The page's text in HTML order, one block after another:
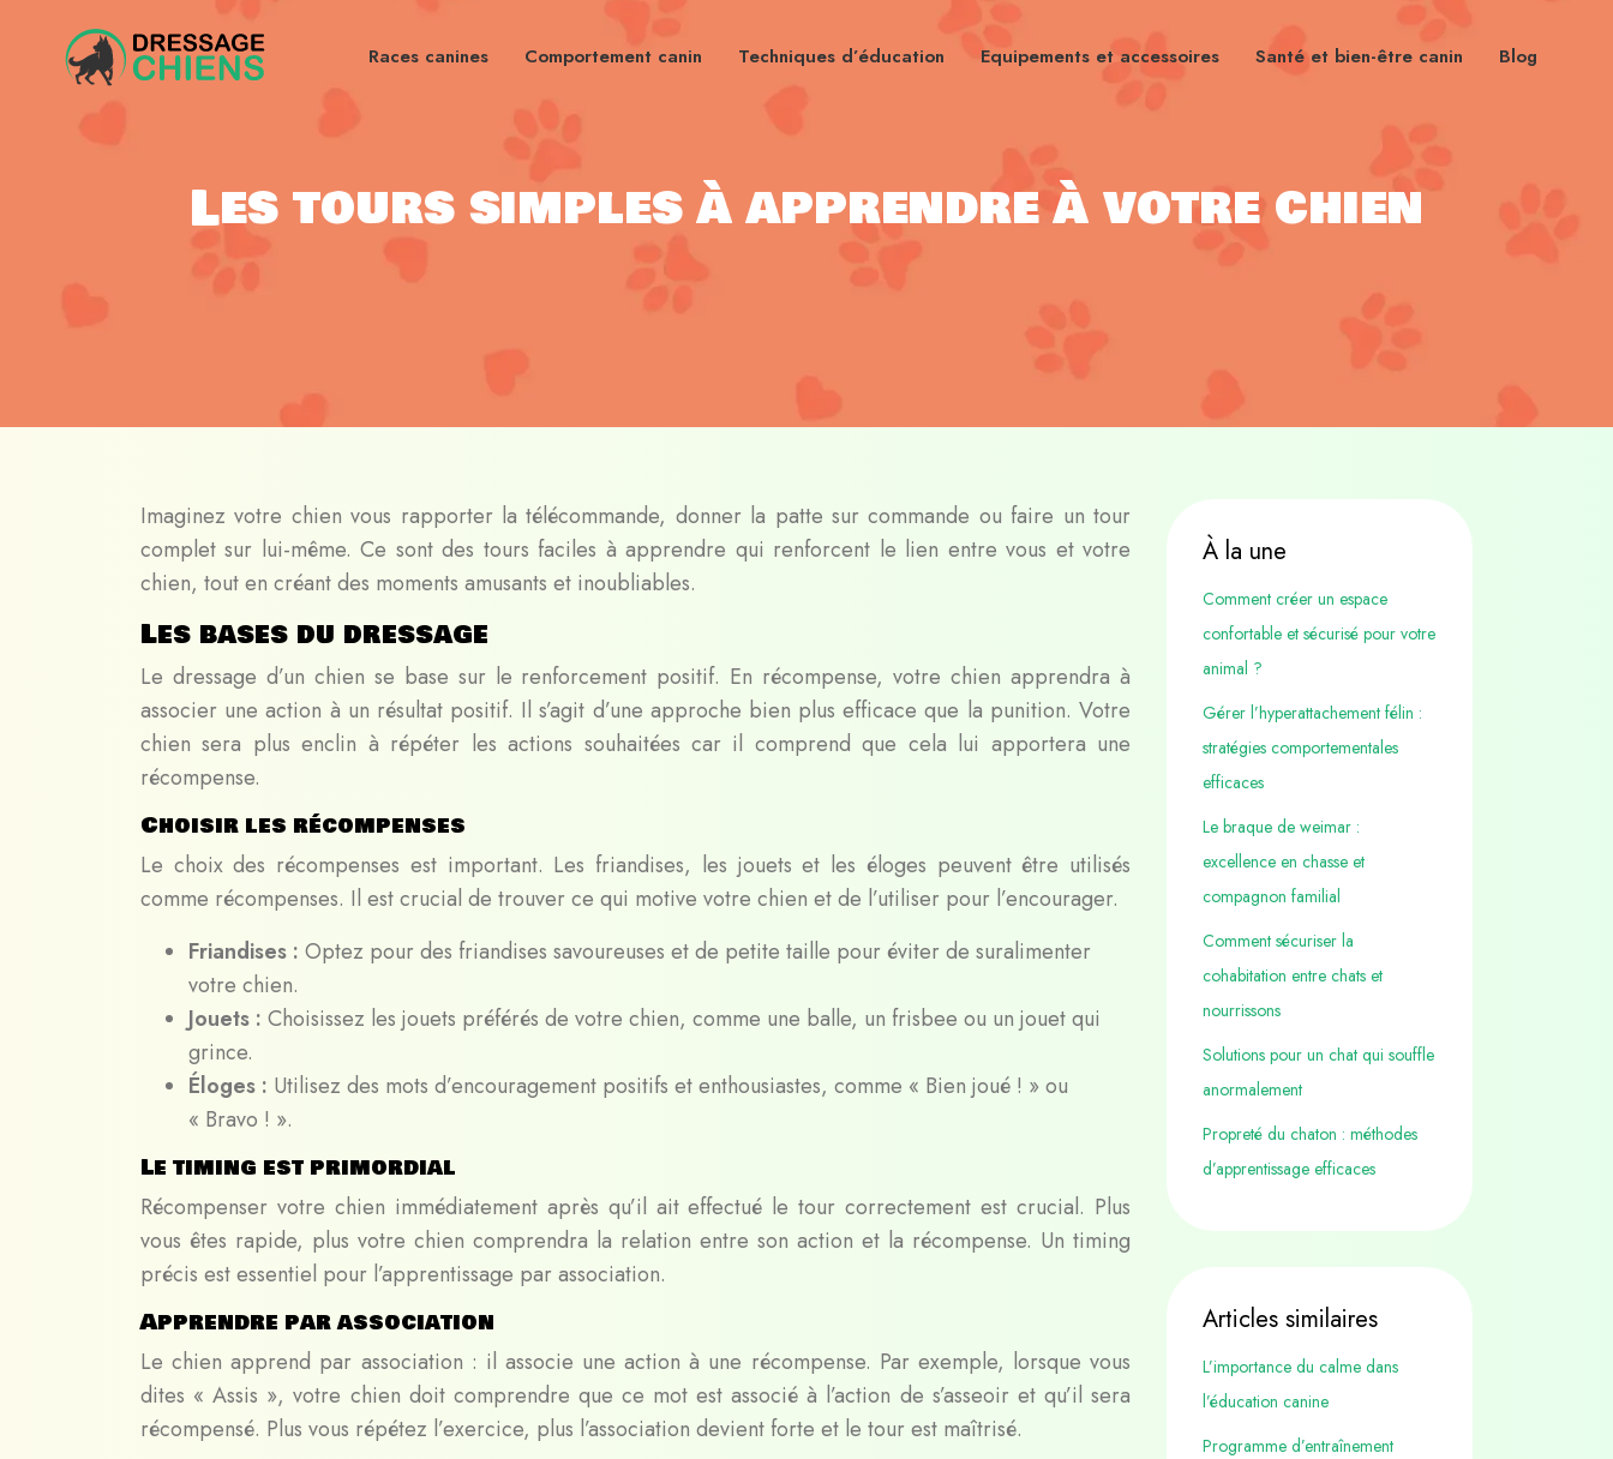
Races canines Comportement canin Techniques d’éducation Equipements et accessoires Santé et bien-être canin Blog
Les tours simples à apprendre à votre chien
Imaginez votre chien vous rapporter la télécommande, donner la patte sur commande ou faire un tour
complet sur lui-même. Ce sont des tours faciles à apprendre qui renforcent le lien entre vous et votre
chien, tout en créant des moments amusants et inoubliables.
Les bases du dressage
Le dressage d’un chien se base sur le renforcement positif. En récompense, votre chien apprendra à
associer une action à un résultat positif. Il s’agit d’une approche bien plus efficace que la punition. Votre
chien sera plus enclin à répéter les actions souhaitées car il comprend que cela lui apportera une
récompense.
Choisir les récompenses
Le choix des récompenses est important. Les friandises, les jouets et les éloges peuvent être utilisés
comme récompenses. Il est crucial de trouver ce qui motive votre chien et de l’utiliser pour l’encourager.
Friandises : Optez pour des friandises savoureuses et de petite taille pour éviter de suralimenter
votre chien.
Jouets : Choisissez les jouets préférés de votre chien, comme une balle, un frisbee ou un jouet qui
grince.
Éloges : Utilisez des mots d’encouragement positifs et enthousiastes, comme « Bien joué ! » ou
« Bravo ! ».
Le timing est primordial
Récompenser votre chien immédiatement après qu’il ait effectué le tour correctement est crucial. Plus
vous êtes rapide, plus votre chien comprendra la relation entre son action et la récompense. Un timing
précis est essentiel pour l’apprentissage par association.
Apprendre par association
Le chien apprend par association : il associe une action à une récompense. Par exemple, lorsque vous
dites « Assis », votre chien doit comprendre que ce mot est associé à l’action de s’asseoir et qu’il sera
récompensé. Plus vous répétez l’exercice, plus l’association devient forte et le tour est maîtrisé.
À la une
Comment créer un espace
confortable et sécurisé pour votre
animal ?
Gérer l’hyperattachement félin :
stratégies comportementales
efficaces
Le braque de weimar :
excellence en chasse et
compagnon familial
Comment sécuriser la
cohabitation entre chats et
nourrissons
Solutions pour un chat qui souffle
anormalement
Propreté du chaton : méthodes
d’apprentissage efficaces
Articles similaires
L’importance du calme dans
l’éducation canine
Programme d’entraînement